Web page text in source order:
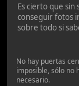
Es cierto que sin
conseguir fotos
sobre todo si
No hay puertas
imposible, sólo no
necesario.